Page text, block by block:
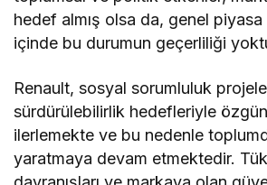
hedef almış olsa da, genel
içinde bu durumun geçerliliği
Renault, sosyal sorumluluk
sürdürülebilirlik hedefleriyle
ilerlemekte ve bu nedenle
yaratmaya devam etmektedir.